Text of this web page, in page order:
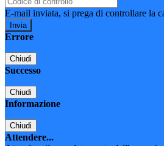
E-mail inviata, si prega di controllare la
Errore
Chiudi
Successo
Chiudi
Informazione
Chiudi
Attendere...